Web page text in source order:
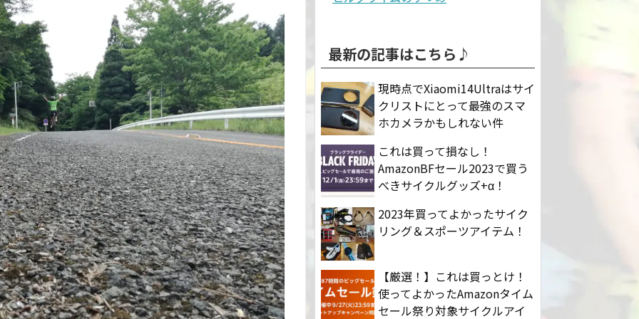
最新の記事はこちら♪
現時点でXiaomi14Ultraはサイ
クリストにとって最強のスマ
ホカメラかもしれない件
これは買って損なし！
AmazonBFセール2023で買う
べきサイクルグッズ+α！
2023年買ってよかったサイク
リング＆スポーツアイテム！
【厳選！】これは買っとけ！
使ってよかったAmazonタイム
セール祭り対象サイクルアイ